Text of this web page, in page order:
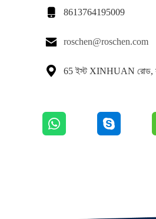
 8613764195009
 roschen@roschen.com
 65 ইস্ট XINHUAN রোড,